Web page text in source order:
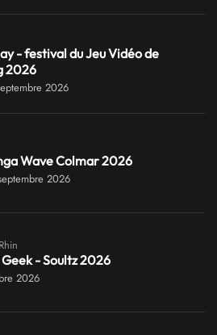
- festival du Jeu Vidéo de
2026
2026
Wave Colmar 2026
2026
- Soultz 2026
2026